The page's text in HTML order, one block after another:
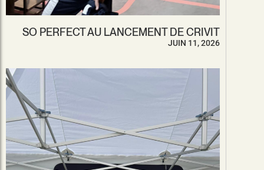
SO PERFECT AU LANCEMENT DE CRIVIT
JUIN 11, 2026